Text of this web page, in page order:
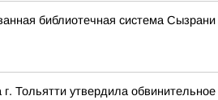
библиотечная система
г. Тольятти утвердила